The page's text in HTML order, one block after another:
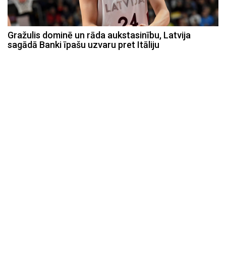
Gražulis dominē un rāda aukstasinību, Latvija
sagādā Banki īpašu uzvaru pret Itāliju